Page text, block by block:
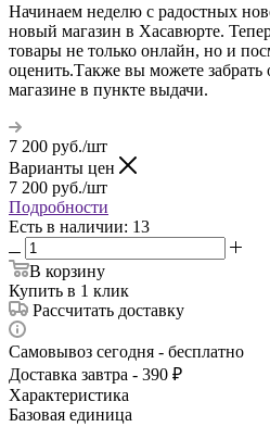
Начинаем неделю с радостных
новый магазин в Хасавюрте.
товары не только онлайн, но и
оценить.Также вы можете забрать
магазине в пункте выдачи.
7 200 руб./шт
Варианты цен
7 200 руб./шт
Подробности
Есть в наличии: 13
В корзину
Купить в 1 клик
Рассчитать доставку
Самовывоз сегодня - бесплатно
Доставка завтра - 390 ₽
Характеристика
Базовая единица